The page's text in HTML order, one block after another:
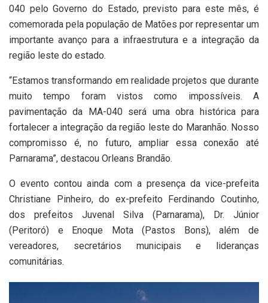
040 pelo Governo do Estado, previsto para este mês, é
comemorada pela população de Matões por representar um
importante avanço para a infraestrutura e a integração da
região leste do estado.
“Estamos transformando em realidade projetos que durante
muito tempo foram vistos como impossíveis. A
pavimentação da MA-040 será uma obra histórica para
fortalecer a integração da região leste do Maranhão. Nosso
compromisso é, no futuro, ampliar essa conexão até
Parnarama”, destacou Orleans Brandão.
O evento contou ainda com a presença da vice-prefeita
Christiane Pinheiro, do ex-prefeito Ferdinando Coutinho,
dos prefeitos Juvenal Silva (Parnarama), Dr. Júnior
(Peritoró) e Enoque Mota (Pastos Bons), além de
vereadores, secretários municipais e lideranças
comunitárias.